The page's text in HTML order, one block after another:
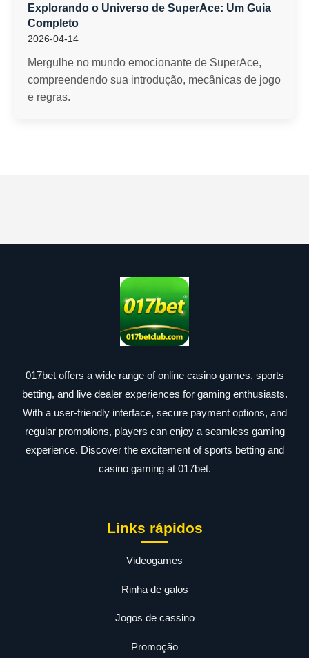
Explorando o Universo de SuperAce: Um Guia
Completo
2026-04-14
Mergulhe no mundo emocionante de SuperAce,
compreendendo sua introdução, mecânicas de jogo
e regras.
017bet offers a wide range of online casino games, sports
betting, and live dealer experiences for gaming enthusiasts.
With a user-friendly interface, secure payment options, and
regular promotions, players can enjoy a seamless gaming
experience. Discover the excitement of sports betting and
casino gaming at 017bet.
Links rápidos
Videogames
Rinha de galos
Jogos de cassino
Promoção